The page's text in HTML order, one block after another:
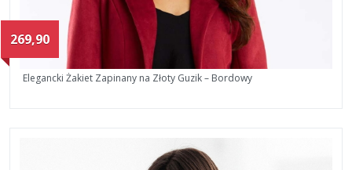
269,90
Elegancki Żakiet Zapinany na Złoty Guzik – Bordowy